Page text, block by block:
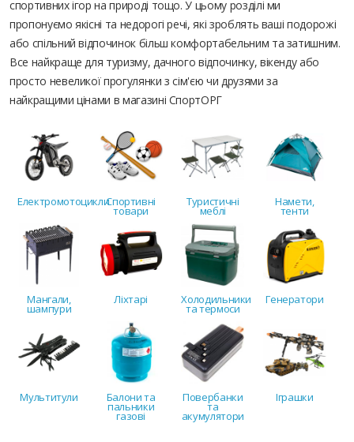
спортивних ігор на природі тощо. У цьому розділі ми
пропонуємо якісні та недорогі речі, які зроблять ваші подорожі
або спільний відпочинок більш комфортабельним та затишним.
Все найкраще для туризму, дачного відпочинку, вікенду або
просто невеликої прогулянки з сім'єю чи друзями за
найкращими цінами в магазині СпортОРГ
ЕлектромотоциклиСпортивні
товари
Туристичні
меблі
Намети,
тенти
Мангали,
шампури
Ліхтарі Холодильники
та термоси
Генератори
Мультитули Балони та
пальники
газові
Повербанки
та
акумулятори
Іграшки